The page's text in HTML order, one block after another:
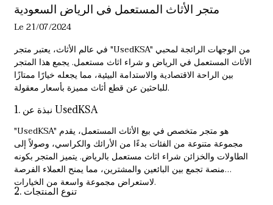
متجر الأثاث المستعمل في الرياض السعودية
Le 21/07/2024
في عالم الأثاث، يعتبر متجر "UsedKSA" من الوجهات الرائجة لمحبي
الأثاث المستعمل في الرياض و شراء اثاث مستعمل. يجمع هذا المتجر
بين الراحة الاقتصادية والاستدامة البيئية، مما يجعله خيارًا ممتازًا
للباحثين عن قطع أثاث مميزة بأسعار معقولة.
1. نبذة عن UsedKSA
"UsedKSA" هو متجر متخصص في بيع الأثاث المستعمل، يقدم
مجموعة متنوعة من الفئات بدءًا من الأرائك والكراسي، وصولاً إلى
الطاولات والخزائن شراء اثاث مستعمل بالرياض. يتميز المتجر بكونه
منصة تجمع بين البائعين والمشترين، مما يمنح العملاء الفرصة
لاستعراض مجموعة واسعة من الخيارات.
2. تنوع المنتجات